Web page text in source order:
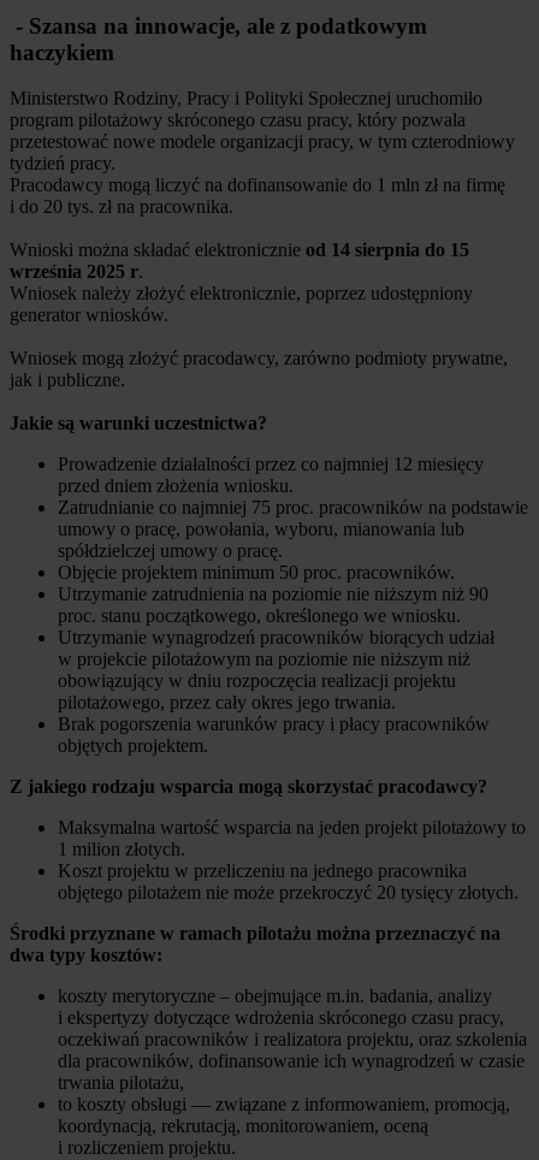
- Szansa na innowacje, ale z podatkowym
haczykiem
Ministerstwo Rodziny, Pracy i Polityki Społecznej uruchomiło
program pilotażowy skróconego czasu pracy, który pozwala
przetestować nowe modele organizacji pracy, w tym czterodniowy
tydzień pracy.
Pracodawcy mogą liczyć na dofinansowanie do 1 mln zł na firmę
i do 20 tys. zł na pracownika.
Wnioski można składać elektronicznie od 14 sierpnia do 15
września 2025 r.
Wniosek należy złożyć elektronicznie, poprzez udostępniony
generator wniosków.
Wniosek mogą złożyć pracodawcy, zarówno podmioty prywatne,
jak i publiczne.
Jakie są warunki uczestnictwa?
Prowadzenie działalności przez co najmniej 12 miesięcy
przed dniem złożenia wniosku.
Zatrudnianie co najmniej 75 proc. pracowników na podstawie
umowy o pracę, powołania, wyboru, mianowania lub
spółdzielczej umowy o pracę.
Objęcie projektem minimum 50 proc. pracowników.
Utrzymanie zatrudnienia na poziomie nie niższym niż 90
proc. stanu początkowego, określonego we wniosku.
Utrzymanie wynagrodzeń pracowników biorących udział
w projekcie pilotażowym na poziomie nie niższym niż
obowiązujący w dniu rozpoczęcia realizacji projektu
pilotażowego, przez cały okres jego trwania.
Brak pogorszenia warunków pracy i płacy pracowników
objętych projektem.
Z jakiego rodzaju wsparcia mogą skorzystać pracodawcy?
Maksymalna wartość wsparcia na jeden projekt pilotażowy to
1 milion złotych.
Koszt projektu w przeliczeniu na jednego pracownika
objętego pilotażem nie może przekroczyć 20 tysięcy złotych.
Środki przyznane w ramach pilotażu można przeznaczyć na
dwa typy kosztów:
koszty merytoryczne – obejmujące m.in. badania, analizy
i ekspertyzy dotyczące wdrożenia skróconego czasu pracy,
oczekiwań pracowników i realizatora projektu, oraz szkolenia
dla pracowników, dofinansowanie ich wynagrodzeń w czasie
trwania pilotażu,
to koszty obsługi — związane z informowaniem, promocją,
koordynacją, rekrutacją, monitorowaniem, oceną
i rozliczeniem projektu.